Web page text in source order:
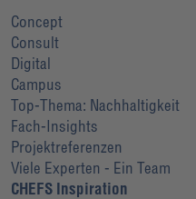
Concept
Consult
Digital
Campus
Top-Thema: Nachhaltigkeit
Fach-Insights
Projektreferenzen
Viele Experten - Ein Team
CHEFS Inspiration